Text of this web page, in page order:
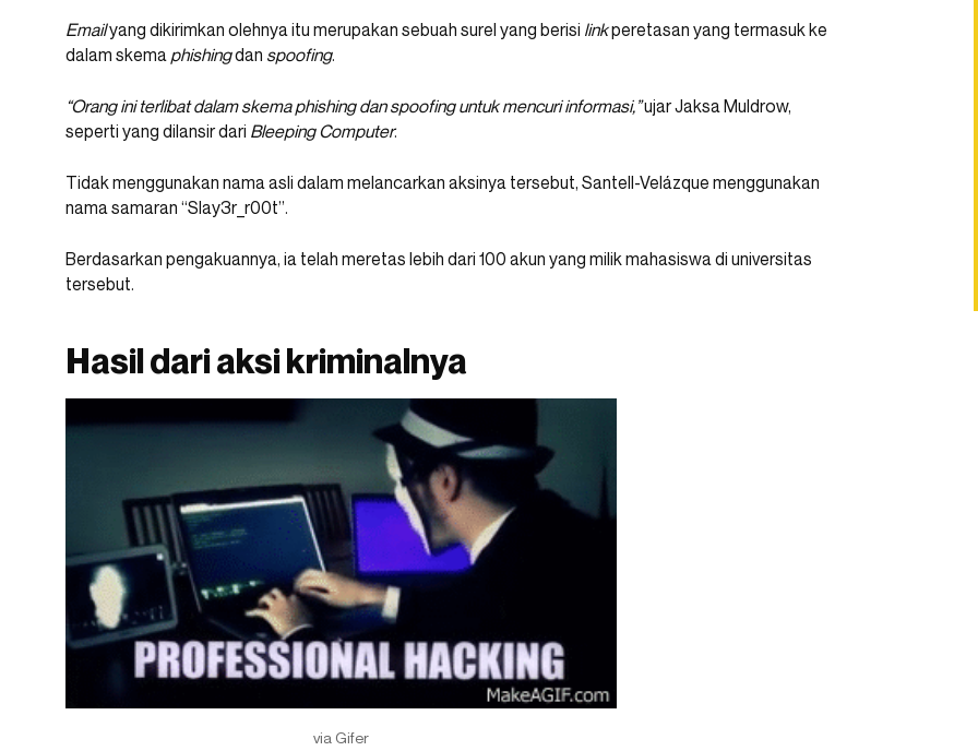
Emailyang dikirimkan olehnya itu merupakan sebuah surel yang berisi linkperetasan yang termasuk ke
dalam skema phishingdan spoofing.
“Orang ini terlibat dalam skema phishing dan spoofing untuk mencuri informasi,”ujar Jaksa Muldrow,
seperti yang dilansir dari Bleeping Computer.
Tidak menggunakan nama asli dalam melancarkan aksinya tersebut, Santell-Velázque menggunakan
nama samaran “Slay3r_r00t”.
Berdasarkan pengakuannya, ia telah meretas lebih dari 100 akun yang milik mahasiswa di universitas
tersebut.
Hasil dari aksi kriminalnya
via Gifer